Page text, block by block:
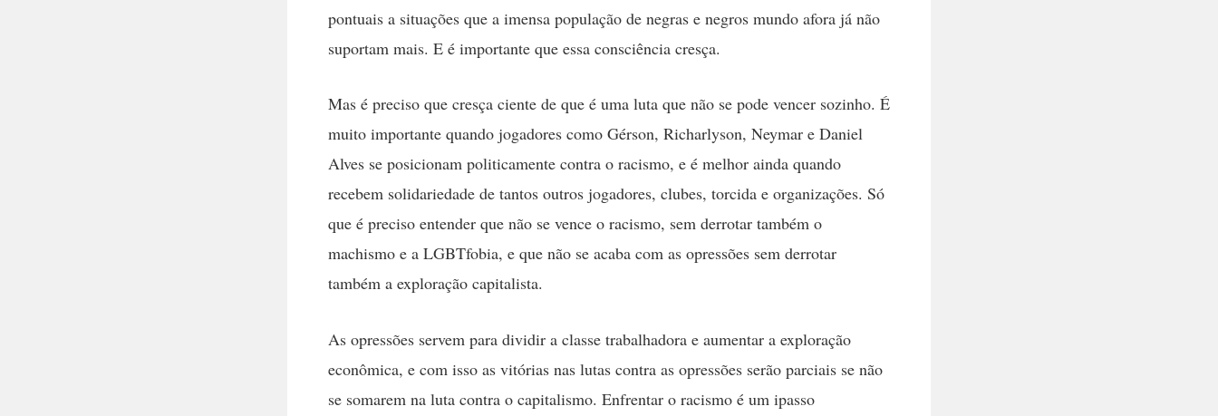
pontuais a situações que a imensa população de negras e negros mundo afora já não
suportam mais. E é importante que essa consciência cresça.
Mas é preciso que cresça ciente de que é uma luta que não se pode vencer sozinho. É
muito importante quando jogadores como Gérson, Richarlyson, Neymar e Daniel
Alves se posicionam politicamente contra o racismo, e é melhor ainda quando
recebem solidariedade de tantos outros jogadores, clubes, torcida e organizações. Só
que é preciso entender que não se vence o racismo, sem derrotar também o
machismo e a LGBTfobia, e que não se acaba com as opressões sem derrotar
também a exploração capitalista.
As opressões servem para dividir a classe trabalhadora e aumentar a exploração
econômica, e com isso as vitórias nas lutas contra as opressões serão parciais se não
se somarem na luta contra o capitalismo. Enfrentar o racismo é um ipasso